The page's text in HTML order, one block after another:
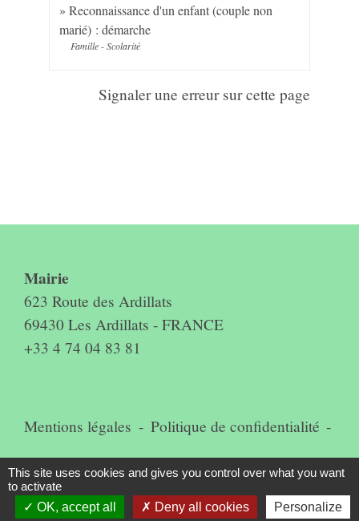
Reconnaissance d'un enfant (couple non
marié) : démarche
Famille - Scolarité
Signaler une erreur sur cette page
Mairie
623 Route des Ardillats
69430 Les Ardillats - FRANCE
+33 4 74 04 83 81
Mentions légales - Politique de confidentialité -
Accessibilité - Plan du site -
Gestion des cookies
This site uses cookies and gives you control over what you want
to activate
OK, accept all
Deny all cookies Personalize